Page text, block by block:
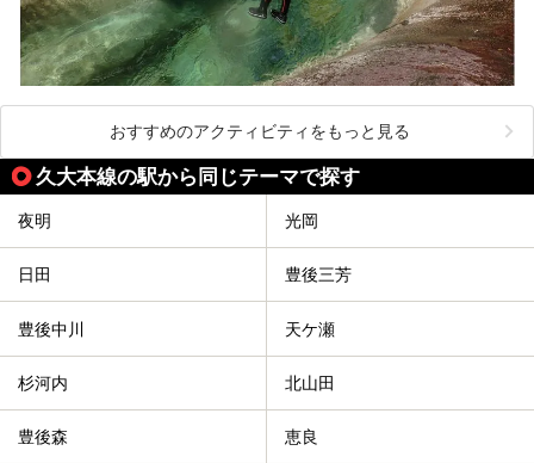
おすすめのアクティビティをもっと見る
久大本線の駅から同じテーマで探す
夜明 光岡
日田 豊後三芳
豊後中川 天ケ瀬
杉河内 北山田
豊後森 恵良